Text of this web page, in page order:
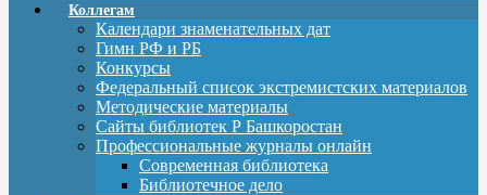
Коллегам
Календари знаменательных дат
Гимн РФ и РБ
Конкурсы
Федеральный список экстремистских материалов
Методические материалы
Сайты библиотек Р Башкоростан
Профессиональные журналы онлайн
Современная библиотека
Библиотечное дело